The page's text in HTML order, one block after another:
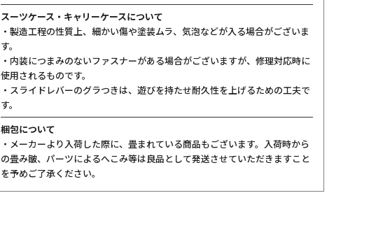
スーツケース・キャリーケースについて
・製造工程の性質上、細かい傷や塗装ムラ、気泡などが入る場合がございま
す。
・内装につまみのないファスナーがある場合がございますが、修理対応時に
使用されるものです。
・スライドレバーのグラつきは、遊びを持たせ耐久性を上げるための工夫で
す。
梱包について
・メーカーより入荷した際に、畳まれている商品もございます。入荷時から
の畳み皺、パーツによるへこみ等は良品として発送させていただきますこと
を予めご了承ください。